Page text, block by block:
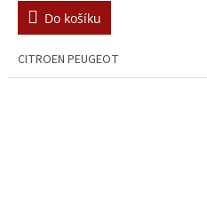
Do košíku
CITROEN PEUGEOT